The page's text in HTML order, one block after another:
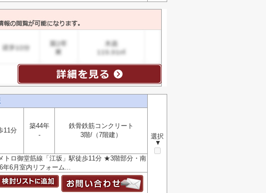
選択
▼
11分
築44年
-
鉄骨鉄筋コンクリート
3階/（7階建）
ロ御堂筋線「江坂」駅徒歩11分 ★3階部分・南
6月室内リフォーム...